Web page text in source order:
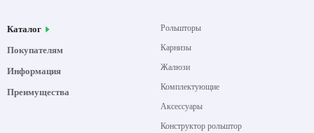
Каталог
Покупателям
Информация
Преимущества
Рольшторы
Карнизы
Жалюзи
Комплектующие
Аксессуары
Конструктор рольштор